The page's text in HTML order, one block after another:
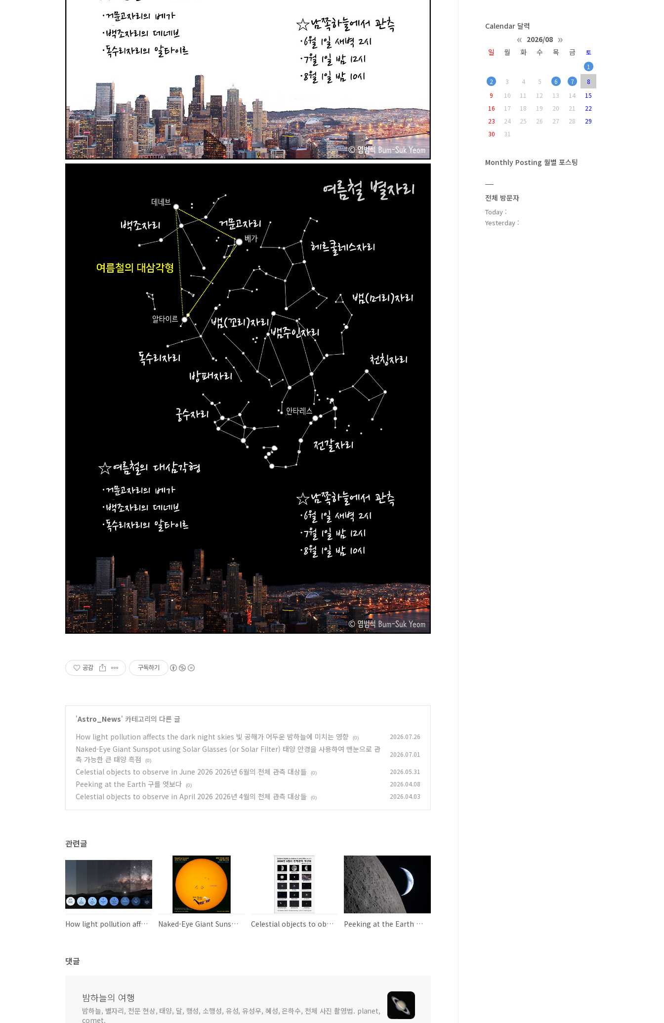
공감 구독하기
'Astro_News' 카테고리의 다른 글
How light pollution affects the dark night skies 빛 공해가 어두운 밤하늘에 미치는 영향
(0) 2026.07.26
Naked-Eye Giant Sunspot using Solar Glasses (or Solar Filter) 태양 안경을 사용하여 맨눈으로 관
측 가능한 큰 태양 흑점
(0)
2026.07.01
Celestial objects to observe in June 2026 2026년 6월의 천체 관측 대상들 (0) 2026.05.31
Peeking at the Earth 구를 엿보다 (0) 2026.04.08
Celestial objects to observe in April 2026 2026년 4월의 천체 관측 대상들 (0) 2026.04.03
관련글
How light pollution affects the dark night skies 빛 공해가 어두운 밤하늘에 미치는 영향 Naked-Eye Giant Sunspot using Solar Glasses (or Solar Filter) 태양 안경을 사용하여 맨눈으로 관측 가능한 큰 태양 흑점 Celestial objects to observe in June 2026 2026년 6월의 천체 관측 대상들 Peeking at the Earth 구를 엿보다
댓글
밤하늘의 여행
밤하늘, 별자리, 천문 현상, 태양, 달, 행성, 소행성, 유성, 유성우, 혜성, 은하수, 천체 사진 촬영법. planet,
comet.
Calendar 달력
« 2026/08 »
일 월 화 수 목 금
토
1
2
3 4 5 6 7
8
9
10 11 12 13 14
15
16
17 18 19 20 21
22
23
24 25 26 27 28
29
30
31
Monthly Posting 월별 포스팅
전체 방문자
Today :
Yesterday :